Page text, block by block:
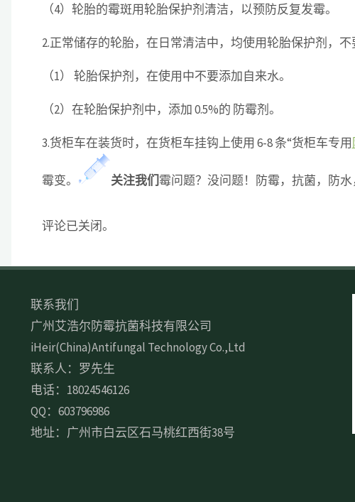
（4）轮胎的霉斑用轮胎保护剂清洁，以预防反复发霉。
2.正常储存的轮胎，在日常清洁中，均使用轮胎保护剂，不
（1） 轮胎保护剂，在使用中不要添加自来水。
（2）在轮胎保护剂中，添加 0.5%的 防霉剂。
3.货柜车在装货时，在货柜车挂钩上使用 6-8 条“货柜车专用
霉变。 关注我们霉问题？没问题！防霉，抗菌，防水
评论已关闭。
联系我们
广州艾浩尔防霉抗菌科技有限公司
iHeir(China)Antifungal Technology Co.,Ltd
联系人：罗先生
电话：18024546126
QQ：603796986
地址：广州市白云区石马桃红西街38号